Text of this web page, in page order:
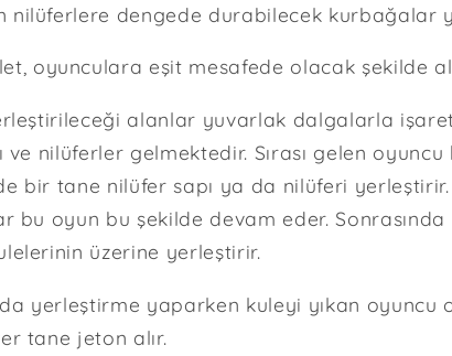
nilüferlere dengede durabilecek kurbağalar
oyunculara eşit mesafede olacak şekilde
alanlar yuvarlak dalgalarla
ve nilüferler gelmektedir. Sırası gelen
bir tane nilüfer sapı ya da nilüferi
bu oyun bu şekilde devam eder. Sonrasında
üzerine yerleştirir.
yerleştirme yaparken kuleyi yıkan oyuncu
tane jeton alır.